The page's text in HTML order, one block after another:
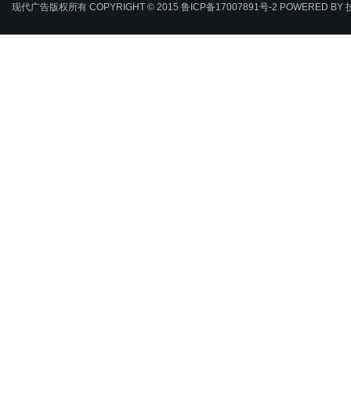
现代广告版权所有 COPYRIGHT © 2015 鲁ICP备17007891号-2 POWERED BY